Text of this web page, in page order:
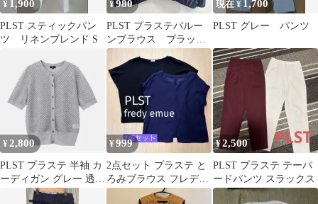
¥ 1,900
PLST スティックパン
ツ リネンブレンド S
¥980
PLST プラステバルー
ンブラウス ブラック
M
現在 ¥ 1,700
PLST グレー パンツ
¥2,800
PLST プラステ 半袖 カ
ーディガン グレー 透か
し編み
¥999
2点セット プラステ と
ろみブラウス フレディ
エミュー Vネックブラ
¥2,500
PLST プラステ テーパ
ードパンツ スラックス